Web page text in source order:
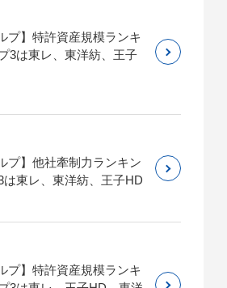
プ】特許資産規模ランキ
3は東レ、東洋紡、王子
プ】他社牽制力ランキン
東レ、東洋紡、王子HD
プ】特許資産規模ランキ